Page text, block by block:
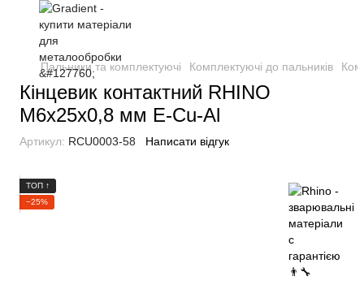
Пальники та комплектуючі Комплектуючі до пальників
Кінцевик контактний RHINO
М6х25х0,8 мм E-Cu-Al
Артикул: RCU0003-58 Написати відгук
ТОП ↑
−25%